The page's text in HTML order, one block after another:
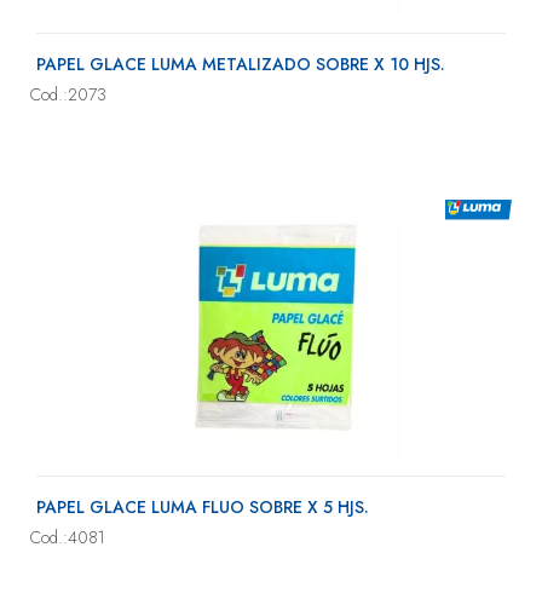
PAPEL GLACE LUMA METALIZADO SOBRE X 10 HJS.
Cod.:2073
PAPEL GLACE LUMA FLUO SOBRE X 5 HJS.
Cod.:4081